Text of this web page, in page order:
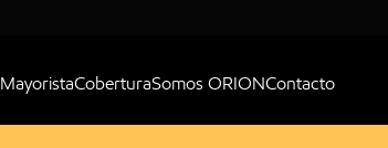
MayoristaCoberturaSomos ORIONContacto